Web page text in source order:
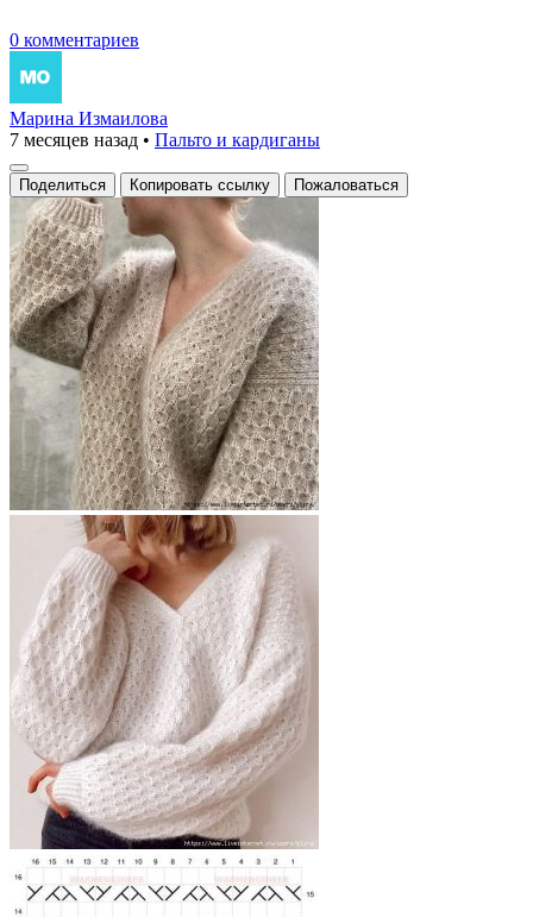
0 комментариев
Марина Измаилова
7 месяцев назад • Пальто и кардиганы
Поделиться Копировать ссылку Пожаловаться